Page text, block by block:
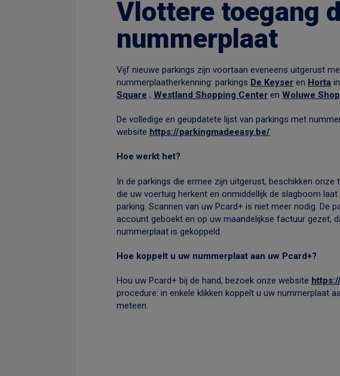
Vlottere toegang
nummerplaat
Vijf nieuwe parkings zijn voortaan eveneens uitgerust
nummerplaatherkenning: parkings De Keyser en Horta
Square , Westland Shopping Center en Woluwe
De volledige en geüpdatete lijst van parkings met
website https://parkingmadeeasy.be/
Hoe werkt het?
In de parkings die ermee zijn uitgerust, beschikken
die uw voertuig herkent en onmiddellijk de slagboom
parking. Scannen van uw Pcard+ is niet meer nodig. De
account geboekt en op uw maandelijkse factuur gezet,
nummerplaat is gekoppeld.
Hoe koppelt u uw nummerplaat aan uw Pcard+?
Hou uw Pcard+ bij de hand, bezoek onze website
procedure: in enkele klikken koppelt u uw nummerplaat
meteen.